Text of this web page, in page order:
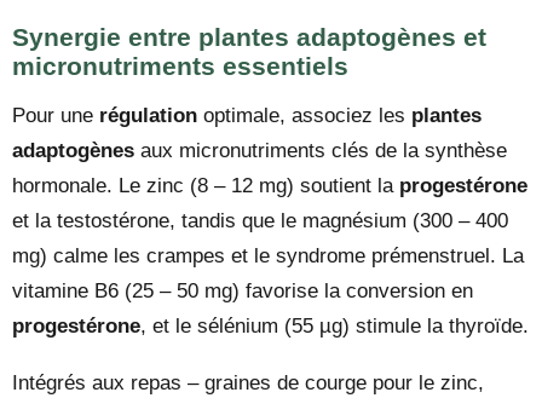
Synergie entre plantes adaptogènes et
micronutriments essentiels
Pour une régulation optimale, associez les plantes
adaptogènes aux micronutriments clés de la synthèse
hormonale. Le zinc (8 – 12 mg) soutient la progestérone
et la testostérone, tandis que le magnésium (300 – 400
mg) calme les crampes et le syndrome prémenstruel. La
vitamine B6 (25 – 50 mg) favorise la conversion en
progestérone, et le sélénium (55 µg) stimule la thyroïde.
Intégrés aux repas – graines de courge pour le zinc,